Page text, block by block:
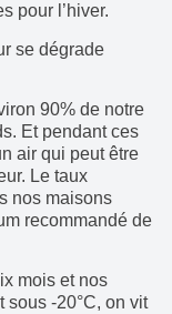
pour l’hiver.
se dégrade
90% de notre
Et pendant ces
air qui peut être
Le taux
nos maisons
recommandé de
mois et nos
sous -20°C, on vit